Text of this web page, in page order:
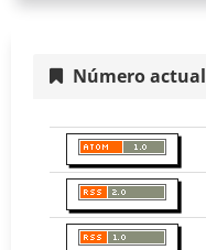
Número actual